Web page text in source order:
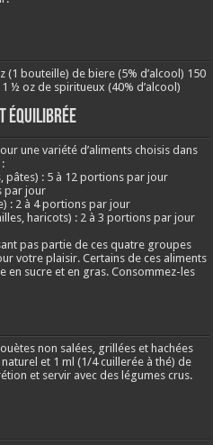
bouteille) de biere (5% d’alcool) 150
½ oz de spiritueux (40% d’alcool)
équilibrée
une variété d’aliments choisis dans
pâtes) : 5 à 12 portions par jour
par jour
: 2 à 4 portions par jour
haricots) : 2 à 3 portions par jour
pas partie de ces quatre groupes
votre plaisir. Certains de ces aliments
en sucre et en gras. Consommez-les
non salées, grillées et hachées
et 1 ml (1/4 cuillerée à thé) de
et servir avec des légumes crus.